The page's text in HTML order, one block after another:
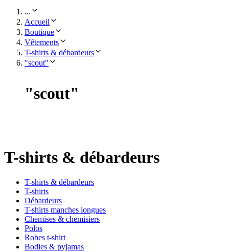
...
Accueil
Boutique
Vêtements
T-shirts & débardeurs
"scout"
"scout"
T-shirts & débardeurs
T-shirts & débardeurs
T-shirts
Débardeurs
T-shirts manches longues
Chemises & chemisiers
Polos
Robes t-shirt
Bodies & pyjamas